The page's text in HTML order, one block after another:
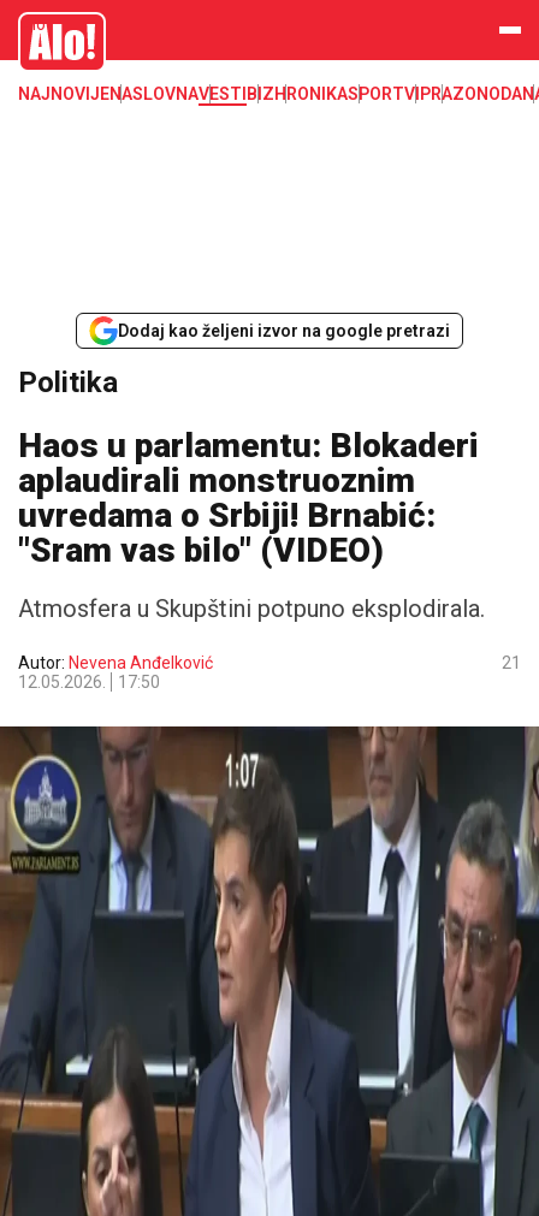
Alo
NAJNOVIJENASLOVNAVESTI BIZHRONIKASPORTVIPRAZONODA
Dodaj kao željeni izvor na google pretrazi
Politika
Haos u parlamentu: Blokaderi
aplaudirali monstruoznim
uvredama o Srbiji! Brnabić:
"Sram vas bilo" (VIDEO)
Atmosfera u Skupštini potpuno eksplodirala.
Autor: Nevena Anđelković
12.05.2026.
17:50
21